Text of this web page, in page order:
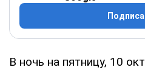
В ночь на пятницу, 10